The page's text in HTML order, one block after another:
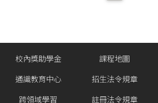
校內獎助學金
通識教育中心
跨領域學習
課程地圖
招生法令規章
註冊法令規章